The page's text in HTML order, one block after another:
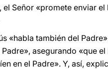
el Señor «promete enviar
«habla también del
asegurando «que
en el Padre». Y, así,